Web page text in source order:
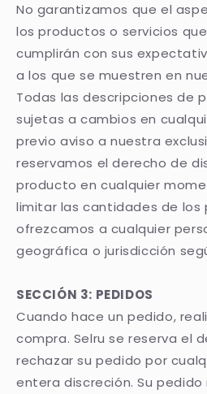
No garantizamos que el
los productos o servicios
cumplirán con sus
a los que se muestren en
Todas las descripciones de
sujetas a cambios en
previo aviso a nuestra
reservamos el derecho de
producto en cualquier
limitar las cantidades de los
ofrezcamos a cualquier
geográfica o jurisdicción
SECCIÓN 3: PEDIDOS
Cuando hace un pedido,
compra. Selru se reserva el
rechazar su pedido por
entera discreción. Su